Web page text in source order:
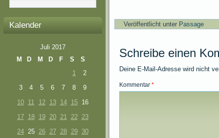
Kalender
Juli 2017
M
D M D F S
S
1
2
3
4 5 6 7 8
9
10 11 12 13 14 15
16
17 18 19 20 21 22 23
24 25 26 27 28 29
30
Veröffentlicht unter Passage
Schreibe einen
Deine E-Mail-Adresse wird nicht
Kommentar *